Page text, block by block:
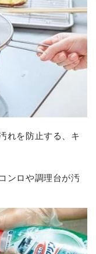
れを防止する、キ
ンロや調理台が汚